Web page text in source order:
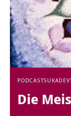
PODCASTSUKADEV
Die